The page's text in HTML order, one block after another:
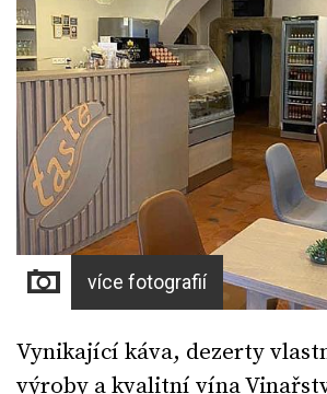
více fotografií
Vynikající káva, dezerty
výroby a kvalitní vína